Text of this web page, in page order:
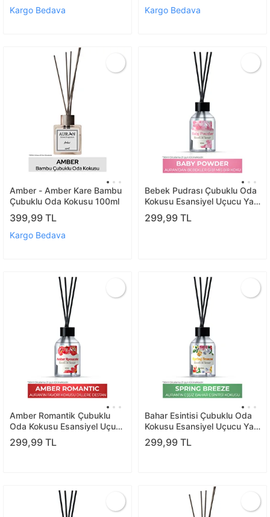
Kargo Bedava Kargo Bedava
Amber - Amber Kare Bambu
Çubuklu Oda Kokusu 100ml
399,99 TL
Kargo Bedava
Bebek Pudrası Çubuklu Oda
Kokusu Esansiyel Uçucu Yağ
Baby Powder 50ml
299,99 TL
Amber Romantik Çubuklu
Oda Kokusu Esansiyel Uçucu
Yağ Amber Romantic 50ml
299,99 TL
Bahar Esintisi Çubuklu Oda
Kokusu Esansiyel Uçucu Yağ
Spring Breeze 50ml
299,99 TL